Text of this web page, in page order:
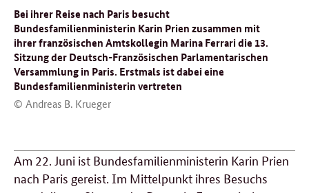
Bei ihrer Reise nach Paris besucht
Bundesfamilienministerin Karin Prien zusammen mit
ihrer französischen Amtskollegin Marina Ferrari die 13.
Sitzung der Deutsch-Französischen Parlamentarischen
Versammlung in Paris. Erstmals ist dabei eine
Bundesfamilienministerin vertreten
© Andreas B. Krueger
Am 22. Juni ist Bundesfamilienministerin Karin Prien
nach Paris gereist. Im Mittelpunkt ihres Besuchs